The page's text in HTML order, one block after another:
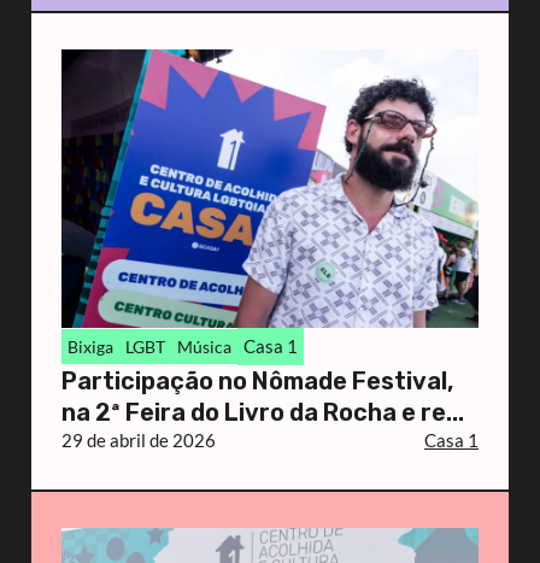
Bixiga LGBT Música Casa 1
Participação no Nômade Festival,
na 2ª Feira do Livro da Rocha e re...
29 de abril de 2026 Casa 1